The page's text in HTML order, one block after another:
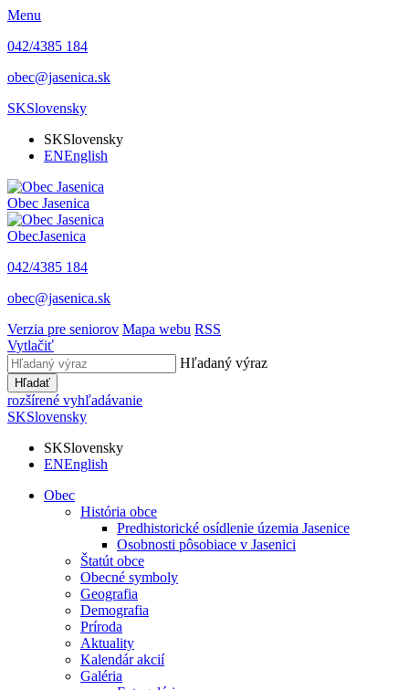
Menu
042/4385 184
obec@jasenica.sk
SKSlovensky
SKSlovensky
ENEnglish
Obec Jasenica
ObecJasenica
042/4385 184
obec@jasenica.sk
Verzia pre seniorov Mapa webu RSS
Vytlačiť
Hľadaný výraz
Hľadať
rozšírené vyhľadávanie
SKSlovensky
SKSlovensky
ENEnglish
Obec
História obce
Predhistorické osídlenie územia Jasenice
Osobnosti pôsobiace v Jasenici
Štatút obce
Obecné symboly
Geografia
Demografia
Príroda
Aktuality
Kalendár akcií
Galéria